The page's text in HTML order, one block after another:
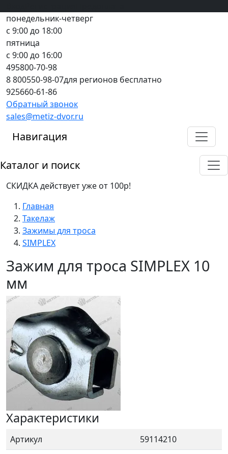
понедельник-четверг
с 9:00 до 18:00
пятница
с 9:00 до 16:00
495800-70-98
8 800550-98-07для регионов бесплатно
925660-61-86
Обратный звонок
sales@metiz-dvor.ru
Навигация
Каталог и поиск
СКИДКА действует уже от 100р!
Главная
Такелаж
Зажимы для троса
SIMPLEX
Зажим для троса SIMPLEX 10
мм
Характеристики
Артикул
59114210